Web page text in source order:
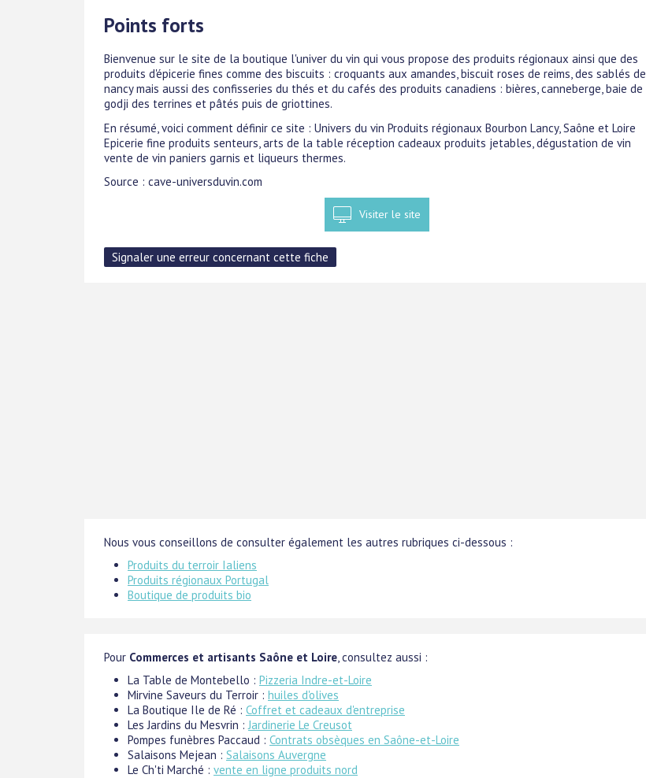
Points forts
Bienvenue sur le site de la boutique l'univer du vin qui vous propose des produits régionaux ainsi que des
produits d'épicerie fines comme des biscuits : croquants aux amandes, biscuit roses de reims, des sablés de
nancy mais aussi des confisseries du thés et du cafés des produits canadiens : bières, canneberge, baie de
godji des terrines et pâtés puis de griottines.
En résumé, voici comment définir ce site : Univers du vin Produits régionaux Bourbon Lancy, Saône et Loire
Epicerie fine produits senteurs, arts de la table réception cadeaux produits jetables, dégustation de vin
vente de vin paniers garnis et liqueurs thermes.
Source : cave-universduvin.com
Visiter le site
Nous vous conseillons de consulter également les autres rubriques ci-dessous :
Produits du terroir Ialiens
Produits régionaux Portugal
Boutique de produits bio
Pour Commerces et artisants Saône et Loire, consultez aussi :
La Table de Montebello : Pizzeria Indre-et-Loire
Mirvine Saveurs du Terroir : huiles d'olives
La Boutique Ile de Ré : Coffret et cadeaux d'entreprise
Les Jardins du Mesvrin :Jardinerie Le Creusot
Pompes funèbres Paccaud : Contrats obsèques en Saône-et-Loire
Salaisons Mejean : Salaisons Auvergne
Le Ch'ti Marché : vente en ligne produits nord